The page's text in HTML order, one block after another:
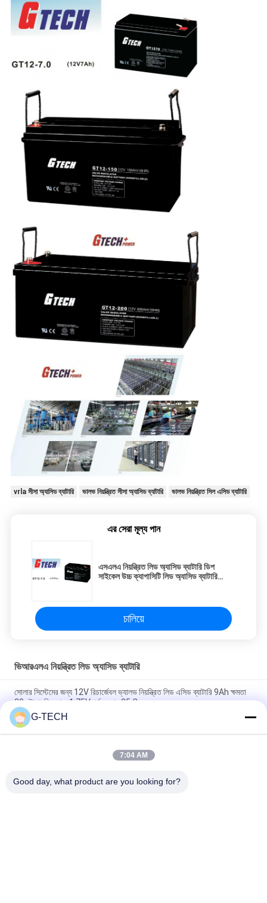
vrla সীসা অ্যাসিড ব্যাটারি ভালভ নিয়ন্ত্রিত সীসা অ্যাসিড ব্যাটারি ভালভ নিয়ন্ত্রিত সিল এসিড ব্যাটারি
এর সেরা মূল্য পান
এসএলএ নিয়ন্ত্রিত লিড অ্যাসিড ব্যাটারি ডিপ
সাইকেল উচ্চ ক্যাপাসিটি লিড অ্যাসিড ব্যাটারি
চালিয়ে
ভিআরএলএ নিয়ন্ত্রিত লিড অ্যাসিড ব্যাটারি
সোলার সিস্টেমের জন্য 12V রিচার্জেবল ভ্যালভ নিয়ন্ত্রিত লিড এসিড ব্যাটারি 9Ah ক্ষমতা
20 ঘন্টা প্রতি কোষে 1.75V পর্যন্ত হার 25 C
2.55 Kg 12V 9Ah VRLA type lead acid battery for
UPS,Telecom,solar system,alarm system
2.05kg weight 12v sealed valve regulated rechargeable
G-TECH
7:04 AM
Good day, what product are you looking for?